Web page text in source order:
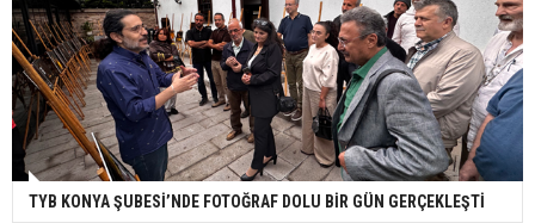
TYB KONYA ŞUBESİ’NDE FOTOĞRAF DOLU BİR GÜN GERÇEKLEŞTİ